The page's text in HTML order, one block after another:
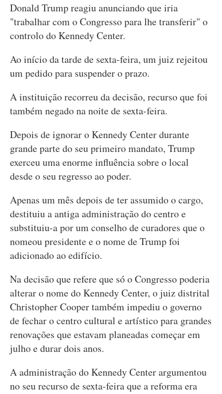
Donald Trump reagiu anunciando que iria
"trabalhar com o Congresso para lhe transferir" o
controlo do Kennedy Center.
Ao início da tarde de sexta-feira, um juiz rejeitou
um pedido para suspender o prazo.
A instituição recorreu da decisão, recurso que foi
também negado na noite de sexta-feira.
Depois de ignorar o Kennedy Center durante
grande parte do seu primeiro mandato, Trump
exerceu uma enorme influência sobre o local
desde o seu regresso ao poder.
Apenas um mês depois de ter assumido o cargo,
destituiu a antiga administração do centro e
substituiu-a por um conselho de curadores que o
nomeou presidente e o nome de Trump foi
adicionado ao edifício.
Na decisão que refere que só o Congresso poderia
alterar o nome do Kennedy Center, o juiz distrital
Christopher Cooper também impediu o governo
de fechar o centro cultural e artístico para grandes
renovações que estavam planeadas começar em
julho e durar dois anos.
A administração do Kennedy Center argumentou
no seu recurso de sexta-feira que a reforma era